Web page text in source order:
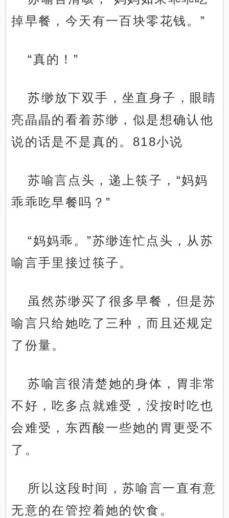
掉早餐，今天有一百块零花钱。”
“真的！”
苏缈放下双手，坐直身子，眼睛
亮晶晶的看着苏缈，似是想确认他
说的话是不是真的。818小说
苏喻言点头，递上筷子，“妈妈
乖乖吃早餐吗？”
“妈妈乖。”苏缈连忙点头，从苏
喻言手里接过筷子。
虽然苏缈买了很多早餐，但是苏
喻言只给她吃了三种，而且还规定
了份量。
苏喻言很清楚她的身体，胃非常
不好，吃多点就难受，没按时吃也
会难受，东西酸一些她的胃更受不
了。
所以这段时间，苏喻言一直有意
无意的在管控着她的饮食。